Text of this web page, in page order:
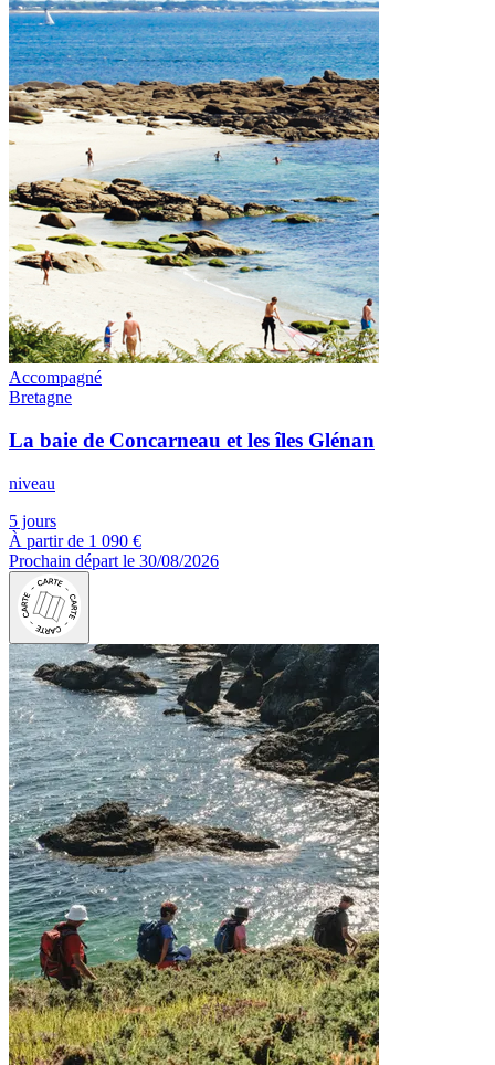
Accompagné
Bretagne
La baie de Concarneau et les îles Glénan
niveau
5 jours
À partir de 1 090 €
Prochain départ le 30/08/2026